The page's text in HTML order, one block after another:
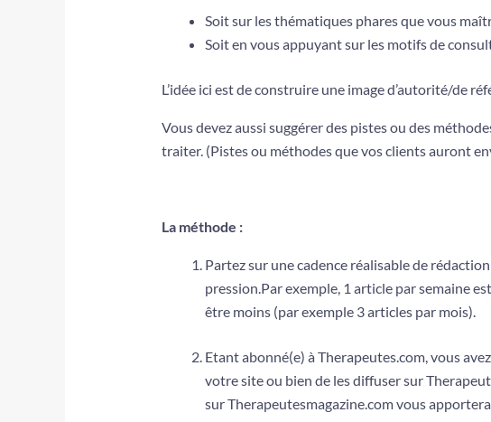
Soit sur les thématiques phares que vous
Soit en vous appuyant sur les motifs de
L’idée ici est de construire une image d’autorité/de
Vous devez aussi suggérer des pistes ou des
traiter. (Pistes ou méthodes que vos clients auront
La méthode :
Partez sur une cadence réalisable de
pression.Par exemple, 1 article par semaine
être moins (par exemple 3 articles par mois).
Etant abonné(e) à Therapeutes.com, vous
votre site ou bien de les diffuser sur
sur Therapeutesmagazine.com vous